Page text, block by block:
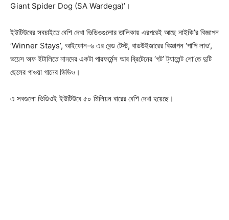
Giant Spider Dog (SA Wardega)’।
ইউটিউবের সবচাইতে বেশি দেখা ভিডিওগুলোর তালিকায় এরপরেই আছে নাইকি’র বিজ্ঞাপন
‘Winner Stays’, আইফোন-৬ এর বেন্ড টেস্ট, বাডউইজারের বিজ্ঞাপন ‘পাপি লাভ’,
ভয়েস অফ ইটালিতে নানদের একটা পারফর্মেন্স আর ব্রিটেনের ‘গট’ ট্যালেন্ট শো’তে দুটি
ছেলের গাওয়া গানের ভিডিও।
এ সবগুলো ভিডিওই ইউটিউবে ৫০ মিলিয়ন বারের বেশি দেখা হয়েছে।